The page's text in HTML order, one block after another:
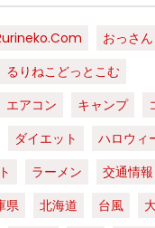
おっさん
るりねこどっとこむ
エアコン キャンプ
ダイエット
ハロウィ
ラーメン 交通情報
県 北海道 台風